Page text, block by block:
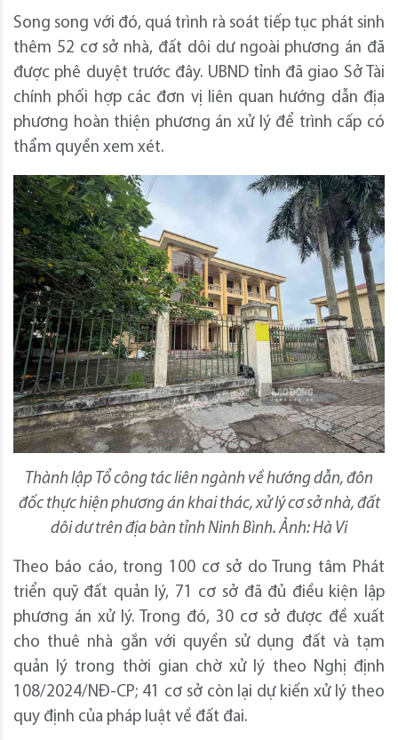
Song song với đó, quá trình rà soát tiếp tục phát sinh
thêm 52 cơ sở nhà, đất dôi dư ngoài phương án đã
được phê duyệt trước đây. UBND tỉnh đã giao Sở Tài
chính phối hợp các đơn vị liên quan hướng dẫn địa
phương hoàn thiện phương án xử lý để trình cấp có
thẩm quyền xem xét.
Thành lập Tổ công tác liên ngành về hướng dẫn, đôn
đốc thực hiện phương án khai thác, xử lý cơ sở nhà, đất
dôi dư trên địa bàn tỉnh Ninh Bình. Ảnh: Hà Vi
Theo báo cáo, trong 100 cơ sở do Trung tâm Phát
triển quỹ đất quản lý, 71 cơ sở đã đủ điều kiện lập
phương án xử lý. Trong đó, 30 cơ sở được đề xuất
cho thuê nhà gắn với quyền sử dụng đất và tạm
quản lý trong thời gian chờ xử lý theo Nghị định
108/2024/NĐ-CP; 41 cơ sở còn lại dự kiến xử lý theo
quy định của pháp luật về đất đai.